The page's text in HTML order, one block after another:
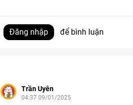
Đăng nhập để bình luận
Trần Uyên
04:37 09/01/2025